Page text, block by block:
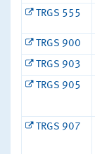
TRGS 555
TRGS 900
TRGS 903
TRGS 905
TRGS 907